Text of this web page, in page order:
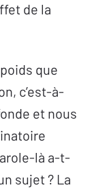
de la
que
c’est-à-
et nous
là a-t-
sujet ? La